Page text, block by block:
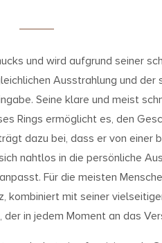
und wird aufgrund seiner
Ausstrahlung und
Seine klare und meist
ermöglicht es, den
dazu bei, dass er von
nahtlos in die persönliche
Für die meisten
mit seiner
in jedem Moment an das